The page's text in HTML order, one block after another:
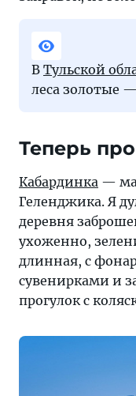
В Тульской
леса золотые
Теперь
Кабардинка —
Геленджика. Я
деревня
ухоженно,
длинная, с
сувенирками и
прогулок с